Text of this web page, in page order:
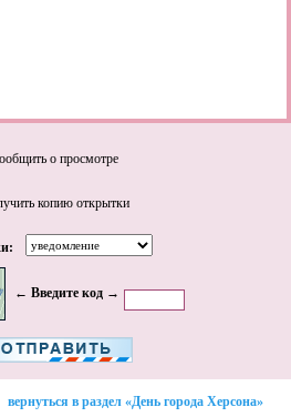
о просмотре
копию открытки
← Введите код →
вернуться в раздел «День города Херсона»